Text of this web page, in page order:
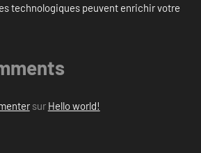
technologiques peuvent enrichir votre
sur Hello world!